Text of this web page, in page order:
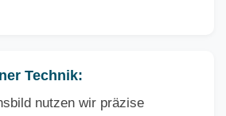
Technik:
nutzen wir präzise